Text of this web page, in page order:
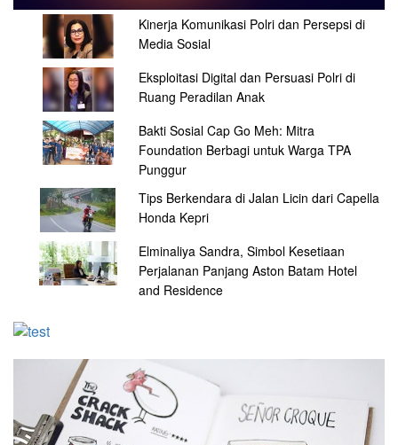
Kinerja Komunikasi Polri dan Persepsi di
Media Sosial
Eksploitasi Digital dan Persuasi Polri di
Ruang Peradilan Anak
Bakti Sosial Cap Go Meh: Mitra
Foundation Berbagi untuk Warga TPA
Punggur
Tips Berkendara di Jalan Licin dari Capella
Honda Kepri
Elminaliya Sandra, Simbol Kesetiaan
Perjalanan Panjang Aston Batam Hotel
and Residence